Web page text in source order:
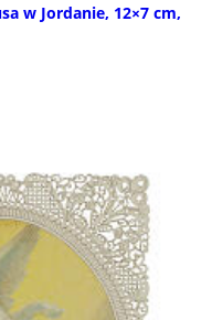
w Jordanie, 12×7 cm,